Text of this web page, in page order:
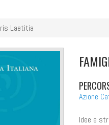
Laetitia
Azione
Idee e